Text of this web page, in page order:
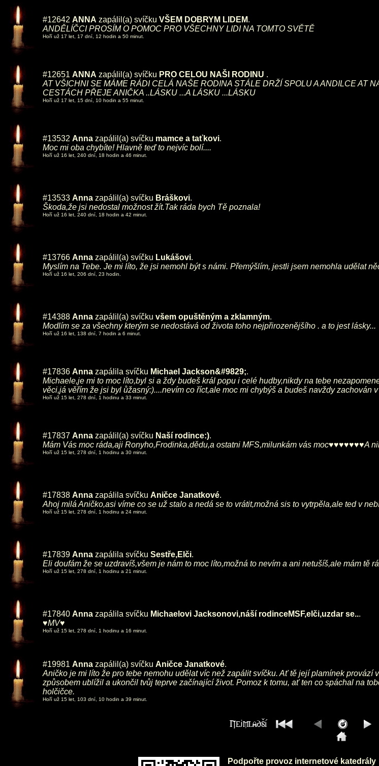
#12642 ANNA zapálil(a) svíčku VŠEM DOBRYM LIDEM.
ANDĚLÍČCI PROSÍM O POMOC PRO VŠECHNY LIDI NA TOMTO SVĚTĚ
Hoří už 17 let, 17 dní, 12 hodin a 50 minut.
#12651 ANNA zapálil(a) svíčku PRO CELOU NAŠI RODINU .
AT VŠICHNI SE MÁME RÁDI CELÁ NAŠE RODINA STÁLE DRŽÍ SPOLU A ANDILCE AT
CESTÁCH PŘEJE ANIČKA ..LÁSKU ...A LÁSKU ...LÁSKU
Hoří už 17 let, 15 dní, 10 hodin a 55 minut.
#13532 Anna zapálil(a) svíčku mamce a taťkovi.
Moc mi oba chybíte! Hlavně teď to nejvíc bolí....
Hoří už 16 let, 240 dní, 18 hodin a 46 minut.
#13533 Anna zapálil(a) svíčku Bráškovi.
Škoda,že jsi nedostal možnost žít.Tak ráda bych Tě poznala!
Hoří už 16 let, 240 dní, 18 hodin a 42 minut.
#13766 Anna zapálil(a) svíčku Lukášovi.
Myslím na Tebe. Je mi líto, že jsi nemohl být s námi. Přemýšlím, jestli jsem nemohla udělat
Hoří už 16 let, 206 dní, 23 hodin.
#14388 Anna zapálil(a) svíčku všem opuštěným a zklamným.
Modlím se za všechny kterým se nedostává od života toho nejpřirozenějšího . a to jest lásky...
Hoří už 16 let, 138 dní, 7 hodin a 6 minut.
#17836 Anna zapálila svíčku Michael Jackson&#9829;.
Michaele,je mi to moc líto,byl si a ždy budeš král popu i celé hudby,nikdy na tebe
věci,já věřím že jsi byl ůžasný:)....nevím co říct,ale moc mi chybýš a budeš navždy
Hoří už 15 let, 278 dní, 1 hodinu a 33 minut.
#17837 Anna zapálil(a) svíčku Naší rodince:).
Mám Vás moc ráda,aji Ronyho,Frodinka,dědu,a ostatni MFS,milunkám vás moc♥♥♥♥♥♥♥A
Hoří už 15 let, 278 dní, 1 hodinu a 30 minut.
#17838 Anna zapálila svíčku Aničce Janatkové.
Ahoj milá Aničko,asi víme co se už stalo a nedá se to vrátit,možná sis to vytrpěla,ale ted v
Hoří už 15 let, 278 dní, 1 hodinu a 24 minut.
#17839 Anna zapálila svíčku Sestře,Elči.
Eli doufám že se uzdravíš,všem je nám to moc líto,možná to nevím a ani netušíš,ale mám tě
Hoří už 15 let, 278 dní, 1 hodinu a 21 minut.
#17840 Anna zapálila svíčku Michaelovi Jacksonovi,náší rodinceMSF,elči,uzdar se...
♥MV♥
Hoří už 15 let, 278 dní, 1 hodinu a 16 minut.
#19981 Anna zapálil(a) svíčku Aničce Janatkové.
Aničko je mi líto že pro tebe nemohu udělat víc než zapálit svíčku. Ať tě její plamínek
způsobem ublížil a ukončil tvůj teprve začínající život. Pomoz k tomu, ať ten co spáchal na
holčičce.
Hoří už 15 let, 103 dní, 10 hodin a 39 minut.
Podpořte provoz internetové katedrály